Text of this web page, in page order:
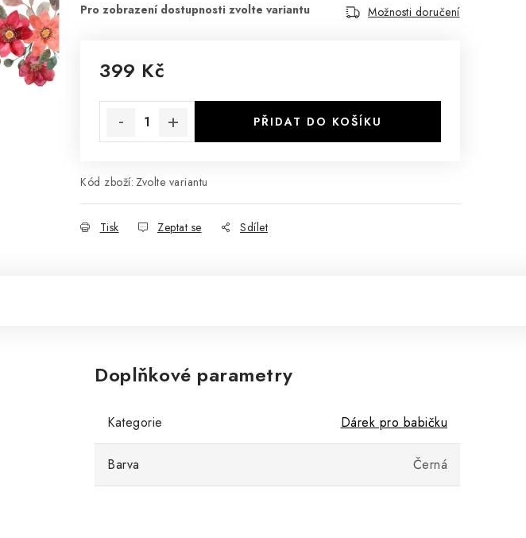
Možnosti doručení
399 Kč
PŘIDAT DO KOŠÍKU
Kód zboží: Zvolte variantu
Tisk Zeptat se Sdílet
Doplňkové parametry
Kategorie Dárek pro babičku
Barva Černá